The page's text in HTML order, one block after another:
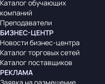
Каталог обучающих
компаний
Преподаватели
БИЗНЕС-ЦЕНТР
Новости бизнес-центра
Каталог торговых сетей
Каталог поставщиков
РЕКЛАМА